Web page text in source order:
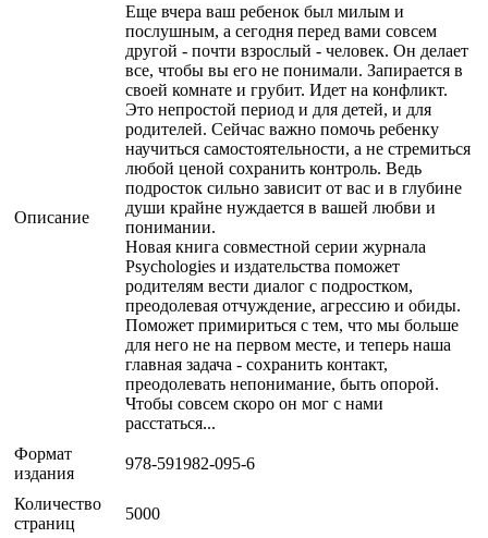
Описание
Еще вчера ваш ребенок был милым и
послушным, а сегодня перед вами совсем
другой - почти взрослый - человек. Он делает
все, чтобы вы его не понимали. Запирается в
своей комнате и грубит. Идет на конфликт.
Это непростой период и для детей, и для
родителей. Сейчас важно помочь ребенку
научиться самостоятельности, а не стремиться
любой ценой сохранить контроль. Ведь
подросток сильно зависит от вас и в глубине
души крайне нуждается в вашей любви и
понимании.
Новая книга совместной серии журнала
Psychologies и издательства поможет
родителям вести диалог с подростком,
преодолевая отчуждение, агрессию и обиды.
Поможет примириться с тем, что мы больше
для него не на первом месте, и теперь наша
главная задача - сохранить контакт,
преодолевать непонимание, быть опорой.
Чтобы совсем скоро он мог с нами
расстаться...
Формат
издания
978-591982-095-6
Количество
страниц
5000